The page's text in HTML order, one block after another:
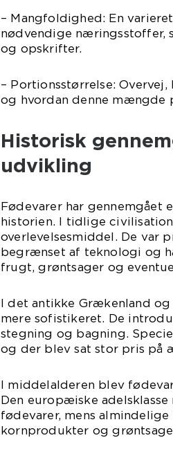
– Mangfoldighed: En
nødvendige næringsstoffer,
og opskrifter.
– Portionsstørrelse:
og hvordan denne mængde
Historisk
udvikling
Fødevarer har
historien. I tidlige
overlevelsesmiddel. De var
begrænset af teknologi og
frugt, grøntsager og
I det antikke Grækenland
mere sofistikeret. De
stegning og bagning.
og der blev sat stor pris på
I middelalderen blev
Den europæiske
fødevarer, mens
kornprodukter og